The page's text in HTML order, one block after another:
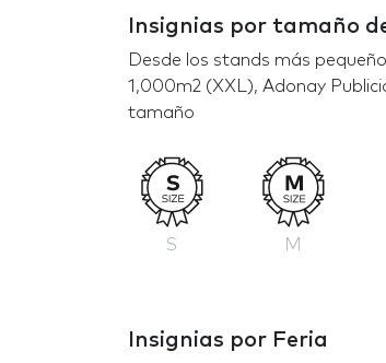
Insignias por tamaño
Desde los stands más
1,000m2 (XXL), Adonay
tamaño
S M
Insignias por Feria